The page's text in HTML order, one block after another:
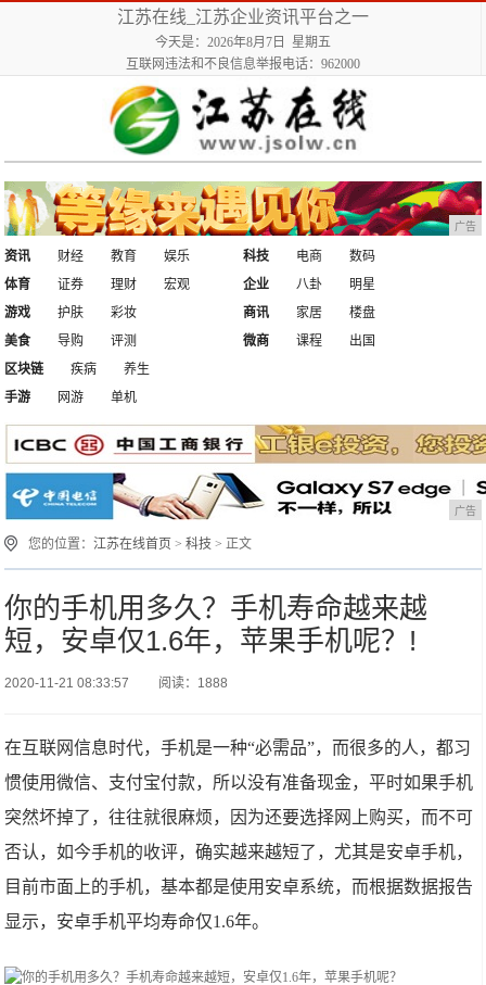
江苏在线_江苏企业资讯平台之一
今天是：2026年8月7日 星期五
互联网违法和不良信息举报电话：962000
广告
资讯 财经 教育
娱乐
体育
证券 理财 宏观
科技 电商
数码
企业
八卦
明星
游戏
护肤
彩妆
美食
导购 评测
商讯 家居
楼盘
微商
课程
出国
区块链
疾病
养生
手游
网游 单机
广告
您的位置：江苏在线首页 >科技 > 正文
你的手机用多久？手机寿命越来越
短，安卓仅1.6年，苹果手机呢？!
2020-11-21 08:33:57 阅读：1888
在互联网信息时代，手机是一种“必需品”，而很多的人，都习
惯使用微信、支付宝付款，所以没有准备现金，平时如果手机
突然坏掉了，往往就很麻烦，因为还要选择网上购买，而不可
否认，如今手机的收评，确实越来越短了，尤其是安卓手机，
目前市面上的手机，基本都是使用安卓系统，而根据数据报告
显示，安卓手机平均寿命仅1.6年。